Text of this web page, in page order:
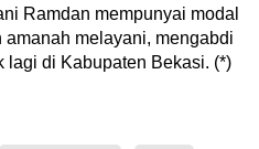
Ramdan mempunyai modal
amanah melayani, mengabdi
lagi di Kabupaten Bekasi. (*)